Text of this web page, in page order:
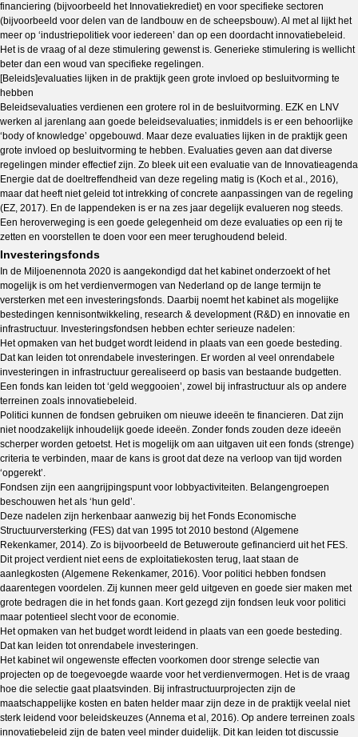
financiering (bijvoorbeeld het Innovatiekrediet) en voor specifieke sectoren
(bijvoorbeeld voor delen van de landbouw en de scheepsbouw). Al met al lijkt het
meer op ‘industriepolitiek voor iedereen’ dan op een doordacht innovatiebeleid.
Het is de vraag of al deze stimulering gewenst is. Generieke stimulering is wellicht
beter dan een woud van specifieke regelingen.
[Beleids]evaluaties lijken in de praktijk geen grote invloed op besluitvorming te
hebben
Beleidsevaluaties verdienen een grotere rol in de besluitvorming. EZK en LNV
werken al jarenlang aan goede beleidsevaluaties; inmiddels is er een behoorlijke
‘body of knowledge’ opgebouwd. Maar deze evaluaties lijken in de praktijk geen
grote invloed op besluitvorming te hebben. Evaluaties geven aan dat diverse
regelingen minder effectief zijn. Zo bleek uit een evaluatie van de Innovatieagenda
Energie dat de doeltreffendheid van deze regeling matig is (Koch et al., 2016),
maar dat heeft niet geleid tot intrekking of concrete aanpassingen van de regeling
(EZ, 2017). En de lappendeken is er na zes jaar degelijk evalueren nog steeds.
Een heroverweging is een goede gelegenheid om deze evaluaties op een rij te
zetten en voorstellen te doen voor een meer terughoudend beleid.
Investeringsfonds
In de Miljoenennota 2020 is aangekondigd dat het kabinet onderzoekt of het
mogelijk is om het verdienvermogen van Nederland op de lange termijn te
versterken met een investeringsfonds. Daarbij noemt het kabinet als mogelijke
bestedingen kennisontwikkeling, research & development (R&D) en innovatie en
infrastructuur. Investeringsfondsen hebben echter serieuze nadelen:
Het opmaken van het budget wordt leidend in plaats van een goede besteding.
Dat kan leiden tot onrendabele investeringen. Er worden al veel onrendabele
investeringen in infrastructuur gerealiseerd op basis van bestaande budgetten.
Een fonds kan leiden tot ‘geld weggooien’, zowel bij infrastructuur als op andere
terreinen zoals innovatiebeleid.
Politici kunnen de fondsen gebruiken om nieuwe ideeën te financieren. Dat zijn
niet noodzakelijk inhoudelijk goede ideeën. Zonder fonds zouden deze ideeën
scherper worden getoetst. Het is mogelijk om aan uitgaven uit een fonds (strenge)
criteria te verbinden, maar de kans is groot dat deze na verloop van tijd worden
‘opgerekt’.
Fondsen zijn een aangrijpingspunt voor lobbyactiviteiten. Belangengroepen
beschouwen het als ‘hun geld’.
Deze nadelen zijn herkenbaar aanwezig bij het Fonds Economische
Structuurversterking (FES) dat van 1995 tot 2010 bestond (Algemene
Rekenkamer, 2014). Zo is bijvoorbeeld de Betuweroute gefinancierd uit het FES.
Dit project verdient niet eens de exploitatiekosten terug, laat staan de
aanlegkosten (Algemene Rekenkamer, 2016). Voor politici hebben fondsen
daarentegen voordelen. Zij kunnen meer geld uitgeven en goede sier maken met
grote bedragen die in het fonds gaan. Kort gezegd zijn fondsen leuk voor politici
maar potentieel slecht voor de economie.
Het opmaken van het budget wordt leidend in plaats van een goede besteding.
Dat kan leiden tot onrendabele investeringen.
Het kabinet wil ongewenste effecten voorkomen door strenge selectie van
projecten op de toegevoegde waarde voor het verdienvermogen. Het is de vraag
hoe die selectie gaat plaatsvinden. Bij infrastructuurprojecten zijn de
maatschappelijke kosten en baten helder maar zijn deze in de praktijk veelal niet
sterk leidend voor beleidskeuzes (Annema et al, 2016). Op andere terreinen zoals
innovatiebeleid zijn de baten veel minder duidelijk. Dit kan leiden tot discussie